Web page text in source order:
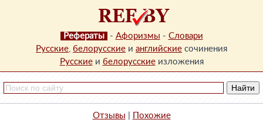
Рефераты - Афоризмы - Словари
Русские, белорусские и английские сочинения
Русскиеи белорусскиеизложения
Отзывы Похожие